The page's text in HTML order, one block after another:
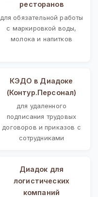
ресторанов
для обязательной работы
с маркировкой воды,
молока и напитков
КЭДО в Диадоке
(Контур.Персонал)
для удаленного
подписания трудовых
договоров и приказов с
сотрудниками
Диадок для
логистических
компаний